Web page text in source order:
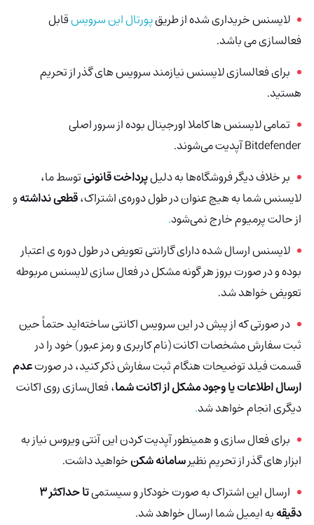
لایسنس خریداری شده از طریقپورتال این سرویسقابل
فعالسازی می باشد.
برای فعالسازی لایسنس نیازمند سرویس های گذر از تحریم
هستید.
تمامی لایسنس ها کاملا اورجینال بوده از سرور اصلی
Bitdefender آپدیت می‌شوند.
بر خلاف دیگر فروشگاه‌ها به دلیلپرداخت قانونیتوسط ما،
لایسنس شما به هیچ عنوان در طول دوره‌ی اشتراک،قطعی نداشتهو
از حالت پرمیوم خارج نمی‌شود.
لایسنس ارسال شده دارای گارانتی تعویض در طول دوره ی اعتبار
بوده و در صورت بروز هر گونه مشکل در فعال سازی لایسنس مربوطه
تعویض خواهد شد.
در صورتی که از پیش در این سرویس اکانتی ساخته‌اید حتماً حین
ثبت سفارش مشخصات اکانت (نام کاربری و رمز عبور) خود را در
قسمت فیلد توضیحات هنگام ثبت سفارش ذکر کنید، در صورتعدم
ارسال اطلاعات یا وجود مشکل از اکانت شما، فعال‌سازی روی اکانت
دیگری انجام خواهد شد.
برای فعال سازی و همینطور آپدیت کردن این آنتی ویروس نیاز به
ابزار های گذر از تحریم نظیرسامانه شکنخواهید داشت.
ارسال این اشتراک به صورت خودکار و سیستمی
تا حداکثر 3
دقیقهبه ایمیل شما ارسال خواهد شد.